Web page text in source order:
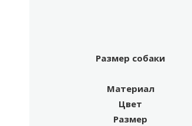
Размер собаки
Материал
Цвет
Размер